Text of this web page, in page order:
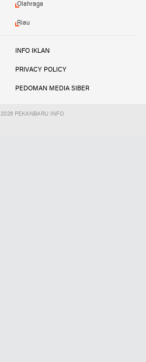
Olahraga
Riau
INFO IKLAN
PRIVACY POLICY
PEDOMAN MEDIA SIBER
2026 PEKANBARU INFO